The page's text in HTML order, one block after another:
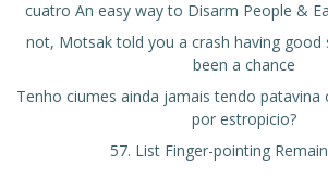
cuatro An easy way to Disarm People &
not, Motsak told you a crash having good
been a chance
Tenho ciumes ainda jamais tendo
por estropicio?
57. List Finger-pointing